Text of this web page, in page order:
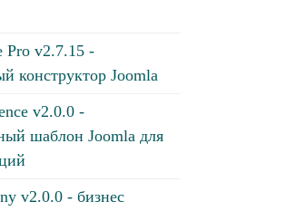
Pro v2.7.15 -
конструктор Joomla
v2.0.0 -
шаблон Joomla для
v2.0.0 - бизнес